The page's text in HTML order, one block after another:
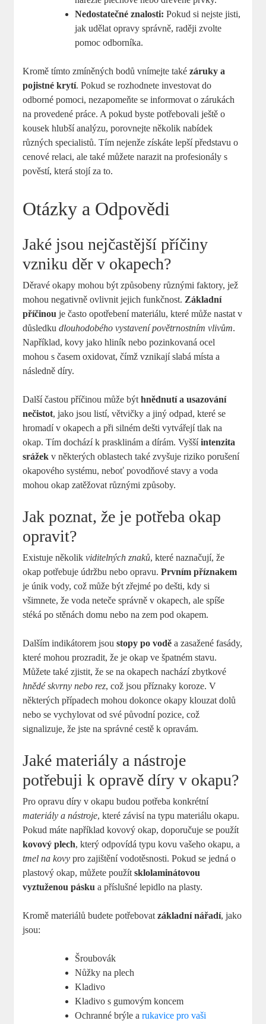
Nedostatečné znalosti: Pokud si nejste jisti,
jak udělat opravy správně, raději zvolte
pomoc odborníka.
Kromě tímto zmíněných bodů vnímejte takézáruky a
pojistné krytí. Pokud se rozhodnete investovat do
odborné pomoci, nezapomeňte se informovat o zárukách
na provedené práce. A pokud byste potřebovali ještě o
kousek hlubší analýzu, porovnejte několik nabídek
různých specialistů. Tím nejenže získáte lepší představu o
cenové relaci, ale také můžete narazit na profesionály s
pověstí, která stojí za to.
Otázky a Odpovědi
Jaké jsou nejčastější příčiny
vzniku děr v okapech?
Děravé okapy mohou být způsobeny různými faktory, jež
mohou negativně ovlivnit jejich funkčnost. Základní
příčinou je často opotřebení materiálu, které může nastat v
důsledkudlouhodobého vystavení povětrnostním vlivům.
Například, kovy jako hliník nebo pozinkovaná ocel
mohou s časem oxidovat, čímž vznikají slabá místa a
následně díry.
Další častou příčinou může býthnědnutí a usazování
nečistot, jako jsou listí, větvičky a jiný odpad, které se
hromadí v okapech a při silném dešti vytvářejí tlak na
okap. Tím dochází k prasklinám a dírám. Vyššíintenzita
srážek v některých oblastech také zvyšuje riziko porušení
okapového systému, neboť povodňové stavy a voda
mohou okap zatěžovat různými způsoby.
Jak poznat, že je potřeba okap
opravit?
Existuje několikviditelných znaků, které naznačují, že
okap potřebuje údržbu nebo opravu.Prvním příznakem
je únik vody, což může být zřejmé po dešti, kdy si
všimnete, že voda neteče správně v okapech, ale spíše
stéká po stěnách domu nebo na zem pod okapem.
Dalším indikátorem jsoustopy po vodě a zasažené fasády,
které mohou prozradit, že je okap ve špatném stavu.
Můžete také zjistit, že se na okapech nachází zbytkové
hnědé skvrny nebo rez, což jsou příznaky koroze. V
některých případech mohou dokonce okapy klouzat dolů
nebo se vychylovat od své původní pozice, což
signalizuje, že jste na správné cestě k opravám.
Jaké materiály a nástroje
potřebuji k opravě díry v okapu?
Pro opravu díry v okapu budou potřeba konkrétní
materiály a nástroje, které závisí na typu materiálu okapu.
Pokud máte například kovový okap, doporučuje se použít
kovový plech, který odpovídá typu kovu vašeho okapu, a
tmel na kovy pro zajištění vodotěsnosti. Pokud se jedná o
plastový okap, můžete použítsklolaminátovou
vyztuženou pásku a příslušné lepidlo na plasty.
Kromě materiálů budete potřebovatzákladní nářadí, jako
jsou:
Šroubovák
Nůžky na plech
Kladivo
Kladivo s gumovým koncem
Ochranné brýle arukavice pro vaši